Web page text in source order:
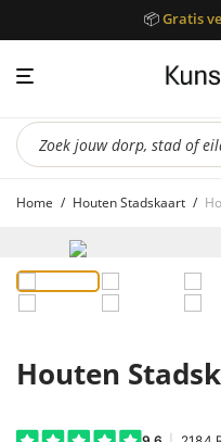
📦Gratis
Producten
zoeken
Home / Houten Stadskaart /
Houten